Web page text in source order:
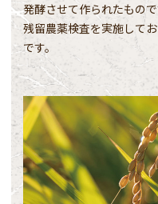
発酵させて作られたもの
残留農薬検査を実施して
です。